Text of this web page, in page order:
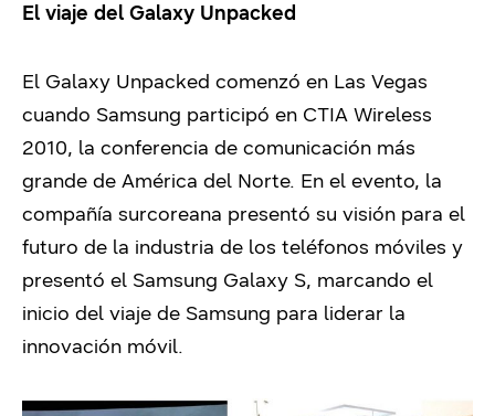
El viaje del Galaxy Unpacked
El Galaxy Unpacked comenzó en Las Vegas
cuando Samsung participó en CTIA Wireless
2010, la conferencia de comunicación más
grande de América del Norte. En el evento, la
compañía surcoreana presentó su visión para el
futuro de la industria de los teléfonos móviles y
presentó el Samsung Galaxy S, marcando el
inicio del viaje de Samsung para liderar la
innovación móvil.